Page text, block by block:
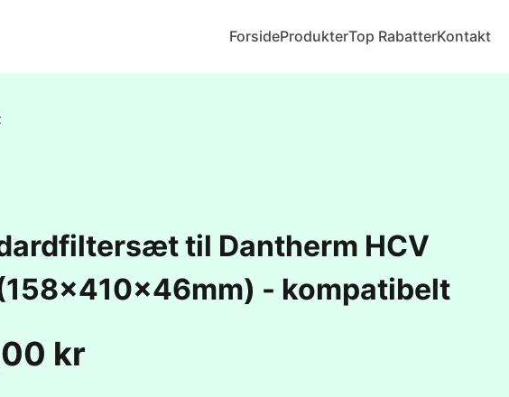
ForsideProdukterTop RabatterKontakt
til Dantherm HCV
- kompatibelt
kr